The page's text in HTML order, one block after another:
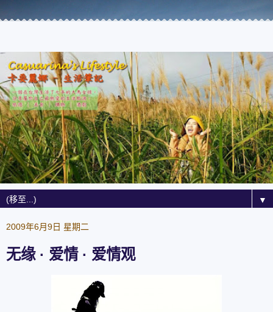
▼
2009年6月9日 星期二
无缘 · 爱情 · 爱情观